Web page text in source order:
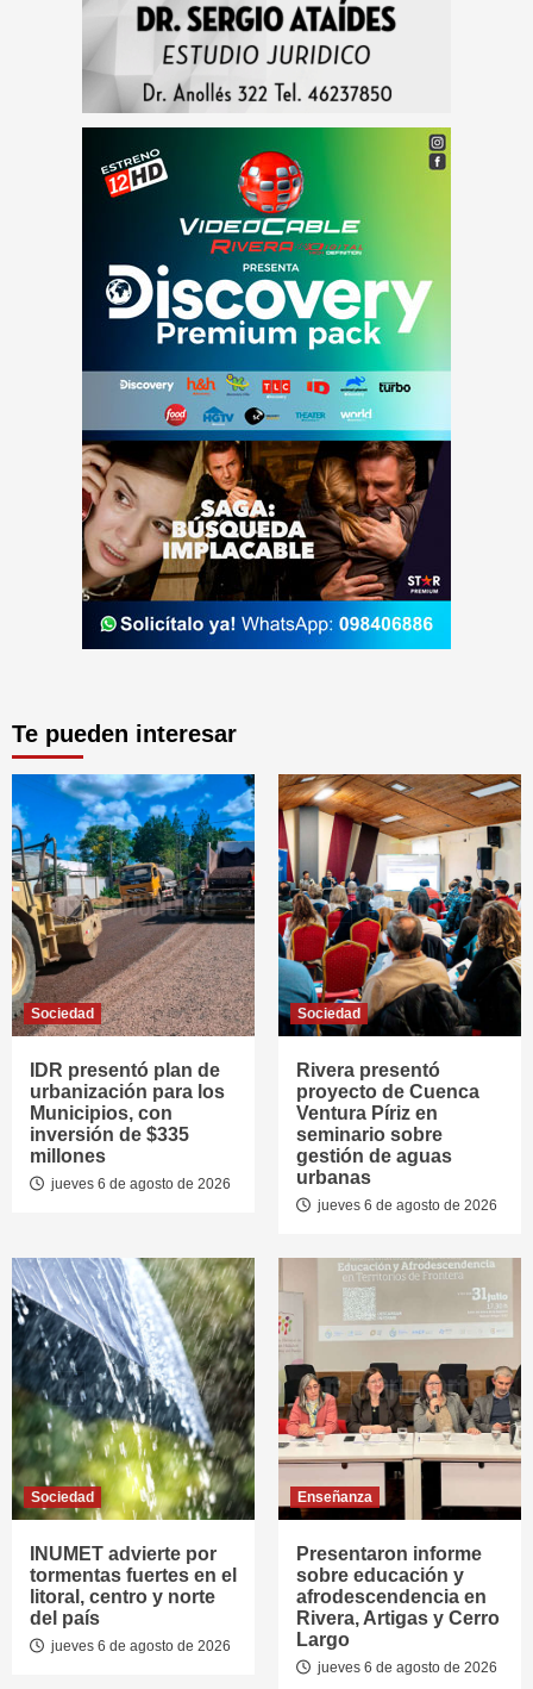
Te pueden interesar
Sociedad
IDR presentó plan de
urbanización para los
Municipios, con
inversión de $335
millones
jueves 6 de agosto de 2026
Sociedad
Rivera presentó
proyecto de Cuenca
Ventura Píriz en
seminario sobre
gestión de aguas
urbanas
jueves 6 de agosto de 2026
Sociedad
INUMET advierte por
tormentas fuertes en el
litoral, centro y norte
del país
jueves 6 de agosto de 2026
Enseñanza
Presentaron informe
sobre educación y
afrodescendencia en
Rivera, Artigas y Cerro
Largo
jueves 6 de agosto de 2026